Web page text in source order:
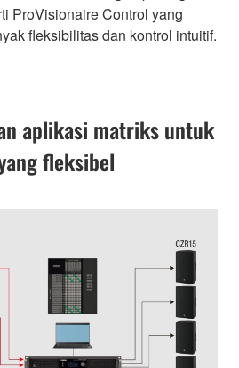
ProVisionaire Control yang
fleksibilitas dan kontrol intuitif.
aplikasi matriks untuk
fleksibel